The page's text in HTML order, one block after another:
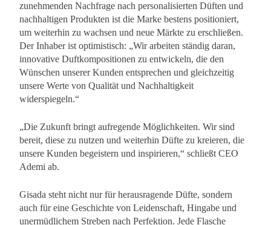
zunehmenden Nachfrage nach personalisierten Düften und
nachhaltigen Produkten ist die Marke bestens positioniert,
um weiterhin zu wachsen und neue Märkte zu erschließen.
Der Inhaber ist optimistisch: „Wir arbeiten ständig daran,
innovative Duftkompositionen zu entwickeln, die den
Wünschen unserer Kunden entsprechen und gleichzeitig
unsere Werte von Qualität und Nachhaltigkeit
widerspiegeln.“
„Die Zukunft bringt aufregende Möglichkeiten. Wir sind
bereit, diese zu nutzen und weiterhin Düfte zu kreieren, die
unsere Kunden begeistern und inspirieren,“ schließt CEO
Ademi ab.
Gisada steht nicht nur für herausragende Düfte, sondern
auch für eine Geschichte von Leidenschaft, Hingabe und
unermüdlichem Streben nach Perfektion. Jede Flasche